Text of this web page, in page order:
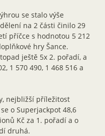
se stalo výše
na 2 části činilo 29
příčce s hodnotou 5 212
hry Šance.
ještě 5x 2. pořadí, a
1 570 490, 1 468 516 a
nejbližší příležitost
o Superjackpot 48,6
Kč za 1. pořadí a o
druhá.